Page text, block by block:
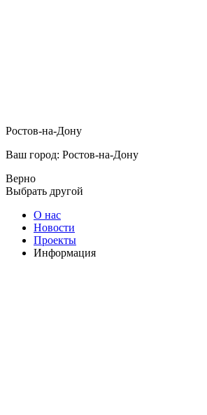
Ростов-на-Дону
Ваш город: Ростов-на-Дону
Верно
Выбрать другой
О нас
Новости
Проекты
Информация